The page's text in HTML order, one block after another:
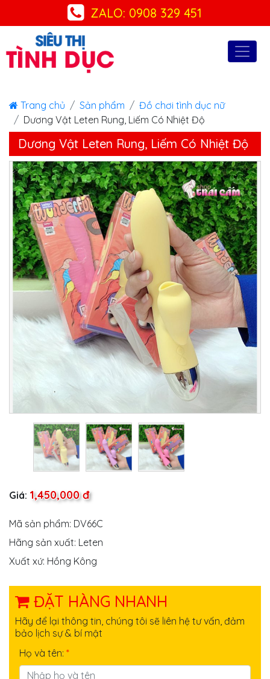
ZALO: 0908 329 451
Trang chủ Sản phẩm
Đồ chơi tình dục nữ
Dương Vật Leten Rung, Liếm Có Nhiệt Độ
Dương Vật Leten Rung, Liếm Có Nhiệt Độ
Giá: 1,450,000 đ
Mã sản phẩm: DV66C
Hãng sản xuất: Leten
Xuất xứ: Hồng Kông
ĐẶT HÀNG NHANH
Hãy để lại thông tin, chúng tôi sẽ liên hệ tư vấn, đảm
bảo lịch sự & bí mật
Họ và tên: *